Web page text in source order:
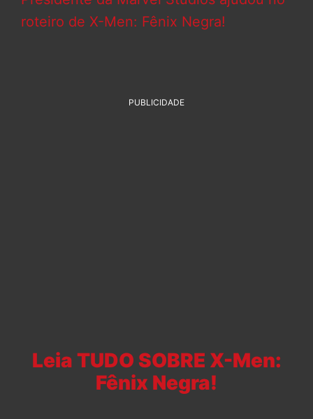
roteiro de X-Men: Fênix Negra!
PUBLICIDADE
Leia TUDO SOBRE X-Men:
Fênix Negra!